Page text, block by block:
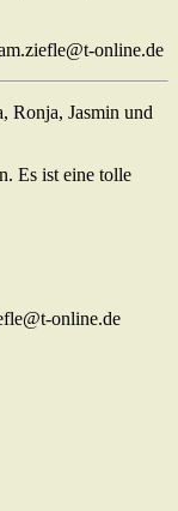
online.de
Ronja, Jasmin und
Es ist eine tolle
online.de